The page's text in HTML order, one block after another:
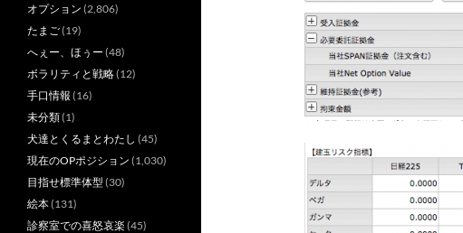
オプション (2,806)
たまご(19)
へぇー、ほぅー (48)
ボラリティと戦略(12)
手口情報 (16)
未分類(1)
犬達とくるまとわたし (45)
現在のOPポジション (1,030)
目指せ標準体型 (30)
絵本(131)
診察室での喜怒哀楽(45)